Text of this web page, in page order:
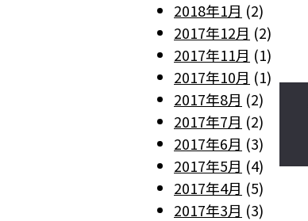
2018年1月 (2)
2017年12月 (2)
2017年11月 (1)
2017年10月 (1)
2017年8月 (2)
2017年7月 (2)
2017年6月 (3)
2017年5月 (4)
2017年4月 (5)
2017年3月 (3)